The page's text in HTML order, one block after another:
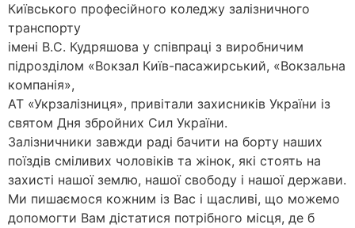
Київського професійного коледжу залізничного
транспорту
імені В.С. Кудряшова у співпраці з виробничим
підрозділом «Вокзал Київ-пасажирський, «Вокзальна
компанія»,
АТ «Укрзалізниця», привітали захисників України із
святом Дня збройних Сил України.
Залізничники завжди раді бачити на борту наших
поїздів сміливих чоловіків та жінок, які стоять на
захисті нашої землю, нашої свободу і нашої держави.
Ми пишаємося кожним із Вас і щасливі, що можемо
допомогти Вам дістатися потрібного місця, де б